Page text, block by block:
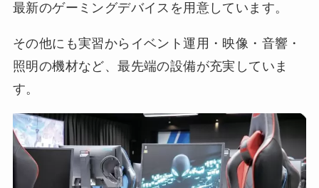
最新のゲーミングデバイスを用意しています。
その他にも実習からイベント運用・映像・音響・
照明の機材など、最先端の設備が充実していま
す。